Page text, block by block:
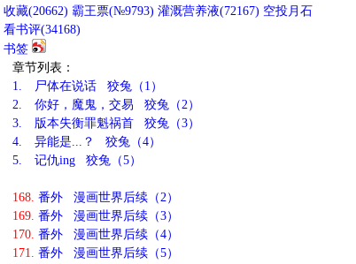
收藏(20662) 霸王票(№9793) 灌溉营养液(72167) 空投月石
看书评(34168)
书签
章节列表：
1.
尸体在说话 狡兔（1）
2.
你好，魔鬼，交易 狡兔（2）
3.
版本失衡罪魁祸首 狡兔（3）
4.
异能是...？ 狡兔（4）
5.
记仇ing 狡兔（5）
168. 番外 漫画世界后续（2）
169. 番外 漫画世界后续（3）
170. 番外 漫画世界后续（4）
171. 番外 漫画世界后续（5）